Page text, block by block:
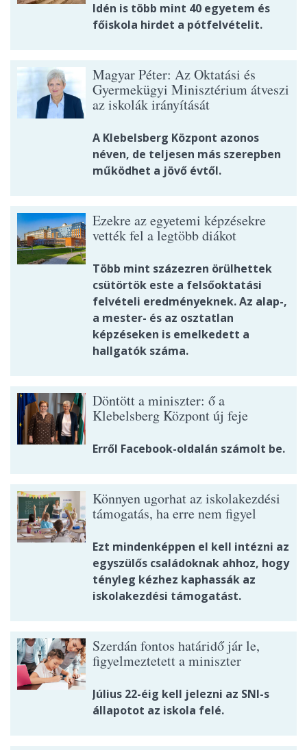
Idén is több mint 40 egyetem és
főiskola hirdet a pótfelvételit.
Magyar Péter: Az Oktatási és
Gyermekügyi Minisztérium átveszi
az iskolák irányítását
A Klebelsberg Központ azonos
néven, de teljesen más szerepben
működhet a jövő évtől.
Ezekre az egyetemi képzésekre
vették fel a legtöbb diákot
Több mint százezren örülhettek
csütörtök este a felsőoktatási
felvételi eredményeknek. Az alap-,
a mester- és az osztatlan
képzéseken is emelkedett a
hallgatók száma.
Döntött a miniszter: ő a
Klebelsberg Központ új feje
Erről Facebook-oldalán számolt be.
Könnyen ugorhat az iskolakezdési
támogatás, ha erre nem figyel
Ezt mindenképpen el kell intézni az
egyszülős családoknak ahhoz, hogy
tényleg kézhez kaphassák az
iskolakezdési támogatást.
Szerdán fontos határidő jár le,
figyelmeztetett a miniszter
Július 22-éig kell jelezni az SNI-s
állapotot az iskola felé.